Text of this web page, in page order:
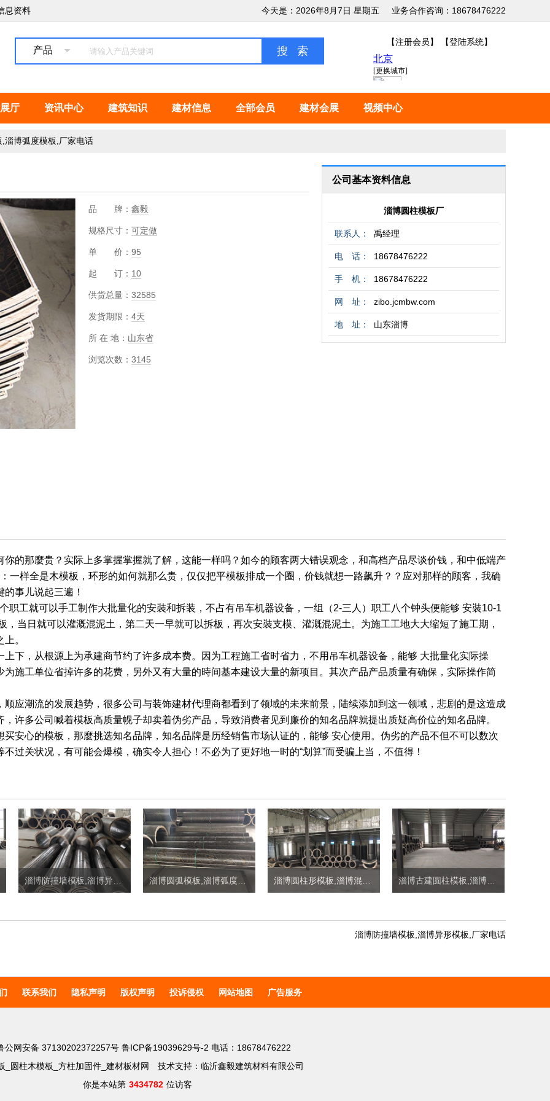
息资料 今天是：2026年8月7日 星期五 业务合作咨询：18678476222
产品
【注册会员】 【登陆系统】
厅 资讯中心 建筑知识 建材信息 全部会员 建材会展 视频中心
淄博弧度模板,厂家电话
品 牌： 鑫毅
规格尺寸： 可定做
单 价： 95
起 订： 10
供货总量： 32585
发货期限： 4天
所 在 地： 山东省
浏览次数： 3145
公司基本资料信息
淄博圆柱模板厂
联系人： 禹经理
电 话： 18678476222
手 机： 18678476222
网 址： zibo.jcmbw.com
地 址： 山东淄博
的那麼贵？实际上多掌握掌握就了解，这能一样吗？如今的顾客两大错误观念，和高档产品尽谈价钱，和中低端产
一样全是木模板，环形的如何就那么贵，仅仅把平模板排成一个圈，价钱就想一路飙升？？应对那样的顾客，我确
事儿说起三遍！
职工就可以手工制作大批量化的安裝和拆装，不占有吊车机器设备，一组（2-三人）职工八个钟头便能够 安裝10-1
当日就可以灌溉混泥土，第二天一早就可以拆板，再次安裝支模、灌溉混泥土。为施工工地大大缩短了施工期，
。
下，从根源上为承建商节约了许多成本费。因为工程施工省时省力，不用吊车机器设备，能够 大批量化实际操
施工单位省掉许多的花费，另外又有大量的時间基本建设大量的新项目。其次产品产品质量有确保，实际操作简
应潮流的发展趋势，很多公司与装饰建材代理商都看到了领域的未来前景，陆续添加到这一领域，悲剧的是这造成
许多公司喊着模板高质量幌子却卖着伪劣产品，导致消费者见到廉价的知名品牌就提出质疑高价位的知名品牌。
安心的模板，那麼挑选知名品牌，知名品牌是历经销售市场认证的，能够 安心使用。伪劣的产品不但不可以数次
过关状况，有可能会爆模，确实令人担心！不必为了更好地一时的“划算”而受骗上当，不值得！
淄博防撞墙模板,淄博异形模板,厂家电话
联系我们 隐私声明 版权声明 投诉侵权 网站地图 广告服务
公网安备 37130202372257号 鲁ICP备19039629号-2 电话：18678476222
_圆柱木模板_方柱加固件_建材板材网
技术支持：临沂鑫毅建筑材料有限公司
你是本站第 3434782 位访客